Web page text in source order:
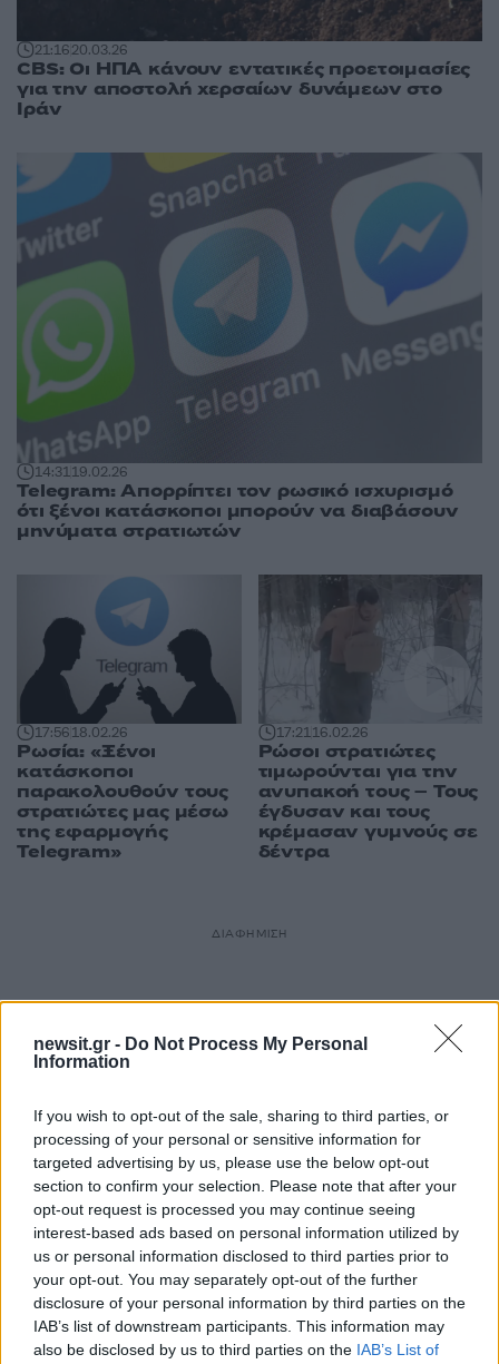
newsit.gr - Do Not Process My Personal
Information
If you wish to opt-out of the sale, sharing to third parties, or
processing of your personal or sensitive information for
targeted advertising by us, please use the below opt-out
section to confirm your selection. Please note that after your
opt-out request is processed you may continue seeing
interest-based ads based on personal information utilized by
us or personal information disclosed to third parties prior to
your opt-out. You may separately opt-out of the further
disclosure of your personal information by third parties on the
IAB’s list of downstream participants. This information may
also be disclosed by us to third parties on the IAB’s List of
21:1620.03.26
CBS: Οι ΗΠΑ κάνουν εντατικές προετοιμασίες
για την αποστολή χερσαίων δυνάμεων στο
Ιράν
14:3119.02.26
Telegram: Απορρίπτει τον ρωσικό ισχυρισμό
ότι ξένοι κατάσκοποι μπορούν να διαβάσουν
μηνύματα στρατιωτών
17:5618.02.26
Ρωσία: «Ξένοι
κατάσκοποι
παρακολουθούν τους
στρατιώτες μας μέσω
της εφαρμογής
Telegram»
17:2116.02.26
Ρώσοι στρατιώτες
τιμωρούνται για την
ανυπακοή τους – Τους
έγδυσαν και τους
κρέμασαν γυμνούς σε
δέντρα
ΔΙΑΦΗΜΙΣΗ